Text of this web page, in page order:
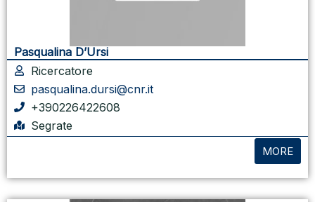
Pasqualina D’Ursi
Ricercatore
pasqualina.dursi@cnr.it
+390226422608
Segrate
MORE